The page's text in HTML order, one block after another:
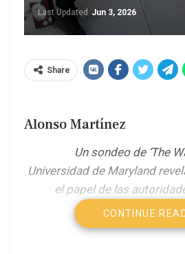
Last Updated Jun 3, 2026
Share
Alonso Martínez
Un sondeo de ‘The
Universidad de Maryland
el papel de las
A pocos días del inicio de la
CONTINUE